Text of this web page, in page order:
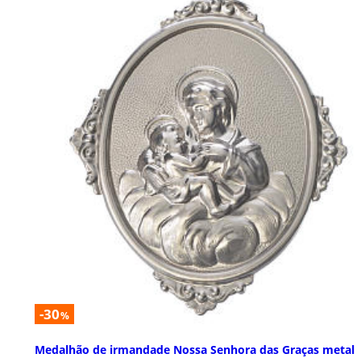
-30%
Medalhão de irmandade Nossa Senhora das Graças metal